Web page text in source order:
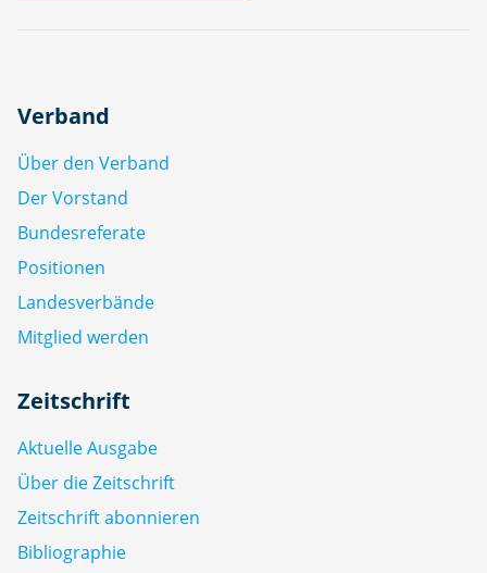
Verband
Über den Verband
Der Vorstand
Bundesreferate
Positionen
Landesverbände
Mitglied werden
Zeitschrift
Aktuelle Ausgabe
Über die Zeitschrift
Zeitschrift abonnieren
Bibliographie